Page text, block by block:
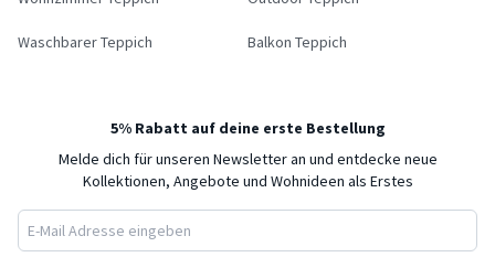
Waschbarer Teppich Balkon Teppich
5% Rabatt auf deine erste Bestellung
Melde dich für unseren Newsletter an und entdecke neue
Kollektionen, Angebote und Wohnideen als Erstes